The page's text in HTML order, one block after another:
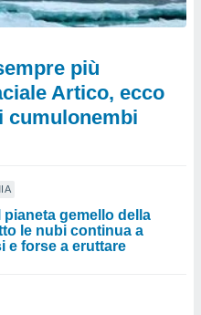
più
Artico, ecco
cumulonembi
pianeta gemello della
le nubi continua a
e forse a eruttare